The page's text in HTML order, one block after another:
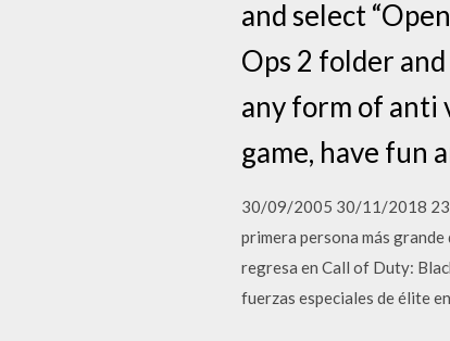
and select
Ops 2 folder
any form of anti
game, have fun
30/09/2005 30/11/2018 23/
primera persona más
regresa en Call of Duty:
fuerzas especiales de élite